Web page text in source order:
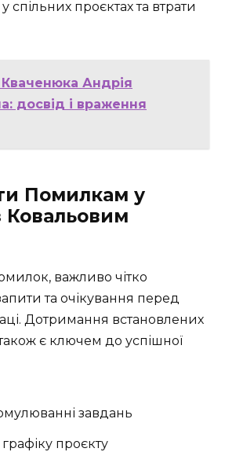
проєктах та втрати
Андрія
досвід і враження
Помилкам у
Ковальовим
важливо чітко
та очікування перед
Дотримання встановлених
є ключем до успішної
завдань
проєкту